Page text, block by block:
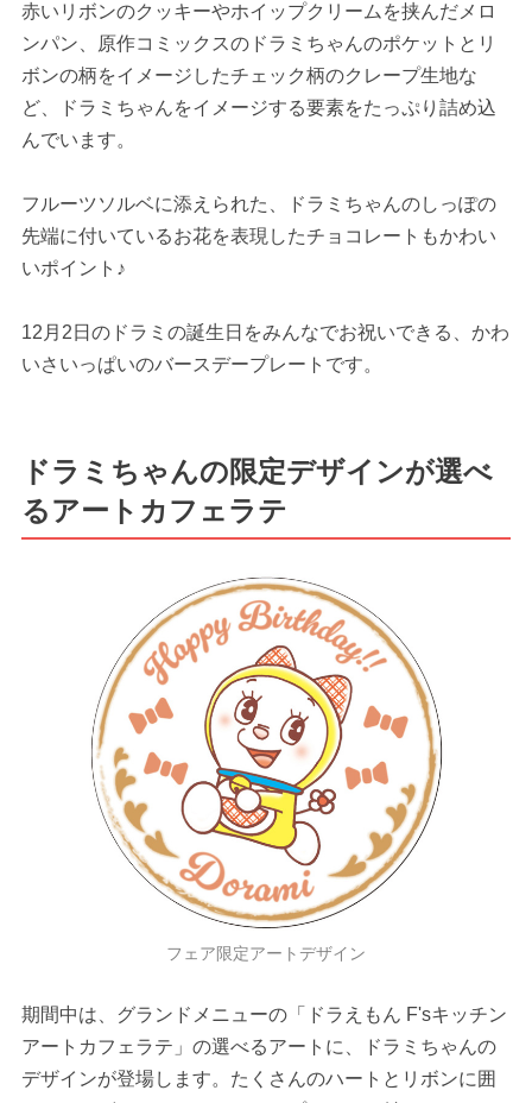
赤いリボンのクッキーやホイップクリームを挟んだメロ
ンパン、原作コミックスのドラミちゃんのポケットとリ
ボンの柄をイメージしたチェック柄のクレープ生地な
ど、ドラミちゃんをイメージする要素をたっぷり詰め込
んでいます。
フルーツソルベに添えられた、ドラミちゃんのしっぽの
先端に付いているお花を表現したチョコレートもかわい
いポイント♪
12月2日のドラミの誕生日をみんなでお祝いできる、かわ
いさいっぱいのバースデープレートです。
ドラミちゃんの限定デザインが選べ
るアートカフェラテ
フェア限定アートデザイン
期間中は、グランドメニューの「ドラえもん F'sキッチン
アートカフェラテ」の選べるアートに、ドラミちゃんの
デザインが登場します。たくさんのハートとリボンに囲